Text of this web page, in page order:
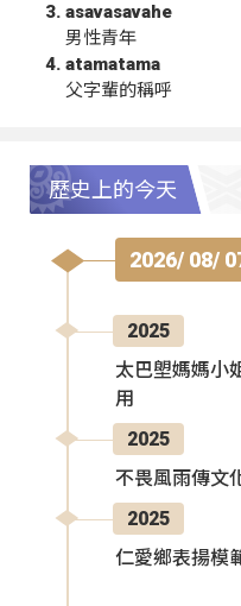
asavasavahe
男性青年
atamatama
父字輩的稱呼
歷史上的今天
2026/ 08/
2025
太巴塱媽媽小
用
2025
不畏風雨傳文
2025
仁愛鄉表揚模